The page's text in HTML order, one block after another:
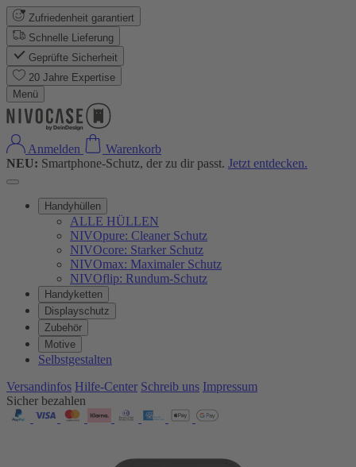
Zufriedenheit garantiert
Schnelle Lieferung
Geprüfte Sicherheit
20 Jahre Expertise
Menü
Anmelden
Warenkorb
NEU: Smartphone-Schutz, der zu dir passt. Jetzt entdecken.
Handyhüllen
ALLE HÜLLEN
NIVOpure: Cleaner Schutz
NIVOcore: Starker Schutz
NIVOmax: Maximaler Schutz
NIVOflip: Rundum-Schutz
Handyketten
Displayschutz
Zubehör
Motive
Selbstgestalten
Versandinfos Hilfe-Center Schreib uns Impressum
Sicher bezahlen